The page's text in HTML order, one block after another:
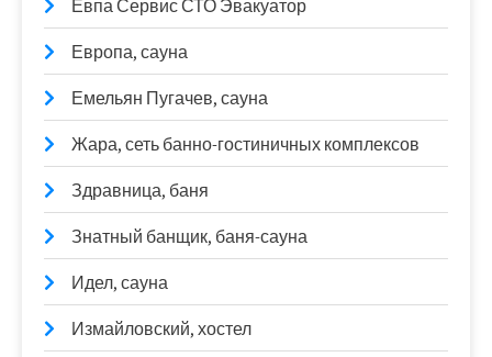
Евпа Сервис СТО Эвакуатор
Европа, сауна
Емельян Пугачев, сауна
Жара, сеть банно-гостиничных комплексов
Здравница, баня
Знатный банщик, баня-сауна
Идел, сауна
Измайловский, хостел